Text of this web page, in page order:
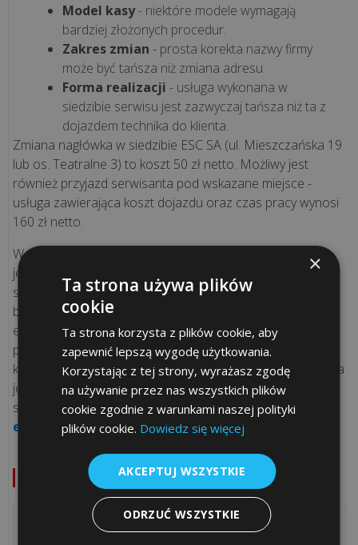
gastronomii?
Praktyczne
Jednolity
Plik
Kontrolny
–
czym
jest
co
się
na
niego
skład...
Korzyści
z
POSbistro
na
urządzeniach
Model kasy- niektóre modele wymagają
bardziej złożonych procedur.
Zakres zmian - prosta korekta nazwy firmy
może być tańsza niż zmiana adresu.
Forma realizacji - usługa wykonana w
siedzibie serwisu jest zazwyczaj tańsza niż ta z
dojazdem technika do klienta.
Zmiana nagłówka w siedzibie ESC SA (ul. Mieszczańska 19
lub os. Teatralne 3) to koszt 50 zł netto. Możliwy jest
również przyjazd serwisanta pod wskazane miejsce -
usługa zawierająca koszt dojazdu oraz czas pracy wynosi
160 zł netto.
Warto pamiętać, że zmiana danych w nagłówku to nie
jedyny moment, kiedy należy pochylić się nad techniczną
stroną obsługi urządzenia. W codziennej praktyce
biznesowej równie ważne jest prawidłowe
ewidencjonowanie nietypowych transakcji - sprawdź nasz
poradnikjak nabić przelew na kasę fiskalną
kontaktów z serwisem czy urzędem skarbowym niezbędna
jest precyzyjna identyfikacja sprzętu - jeśli nie wiesz, gdzie
szukać tych danych, sprawdźjak sprawdzić numer
ewidencyjny kasy fiskalnej.
POLECANE URZĄDZENIA FISKALNE
×
Ta strona używa plików
cookie
Ta strona korzysta z plików cookie, aby
zapewnić lepszą wygodę użytkowania.
Korzystając z tej strony, wyrażasz zgodę
na używanie przez nas wszystkich plików
cookie zgodnie z warunkami naszej polityki
plików cookie. Dowiedz się więcej
AKCEPTUJ WSZYSTKIE
ODRZUĆ WSZYSTKIE